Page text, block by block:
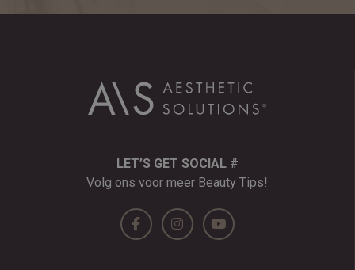
LET’S GET SOCIAL #
Volg ons voor meer Beauty Tips!